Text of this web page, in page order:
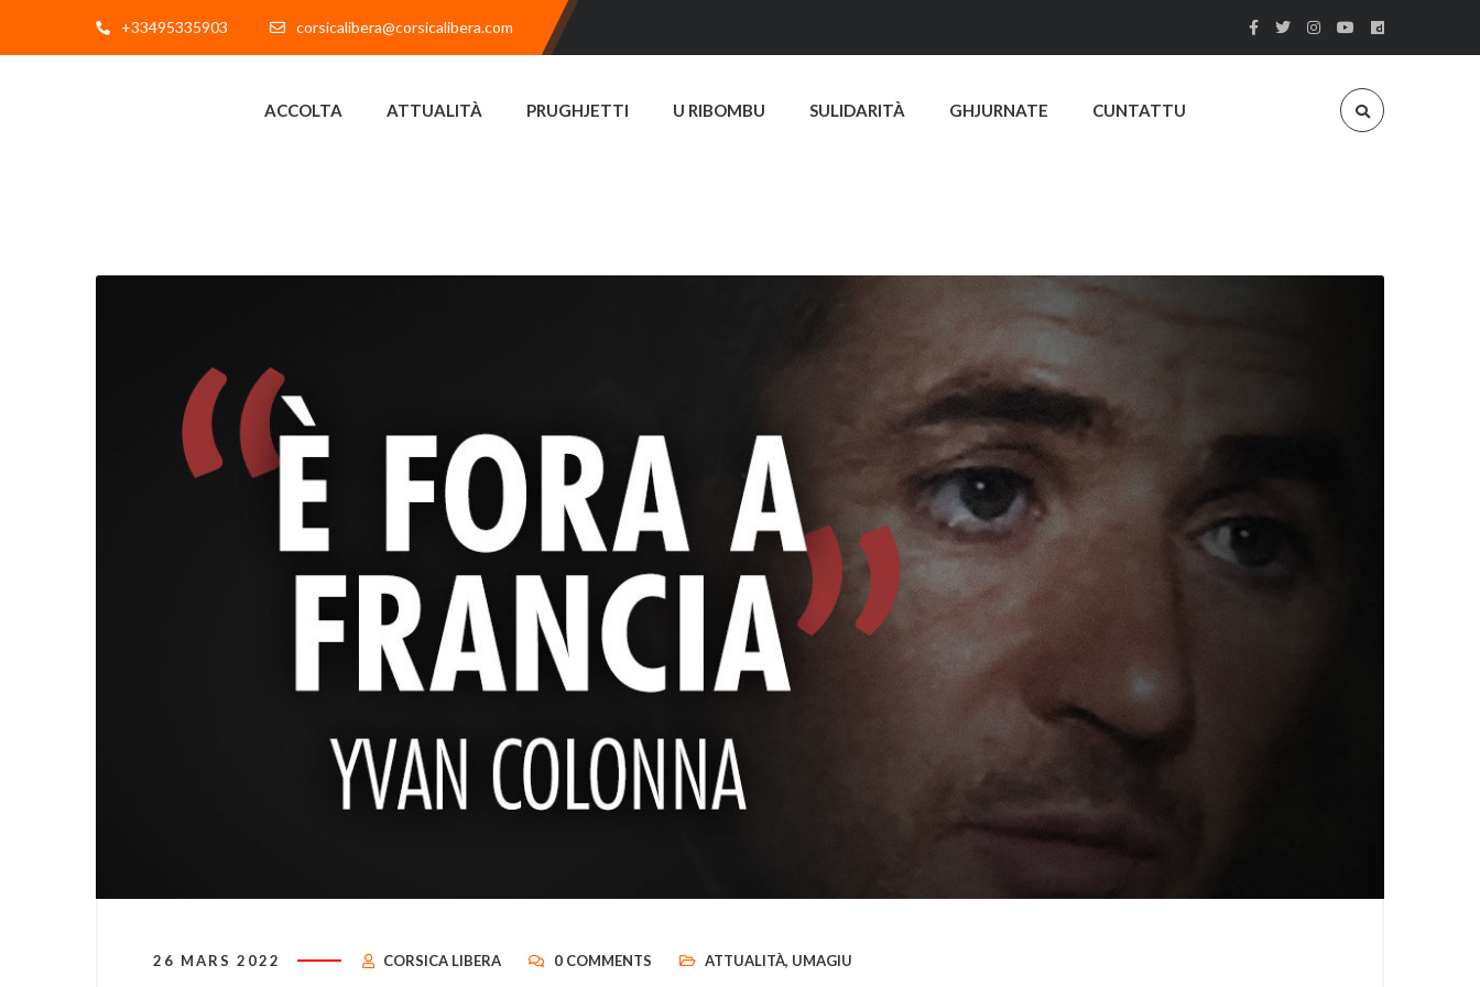
+33495335903 corsicalibera@corsicalibera.com
ACCOLTA ATTUALITÀ PRUGHJETTI U RIBOMBU SULIDARITÀ GHJURNATE CUNTATTU
26 MARS 2022 CORSICA LIBERA 0 COMMENTS ATTUALITÀ, UMAGIU